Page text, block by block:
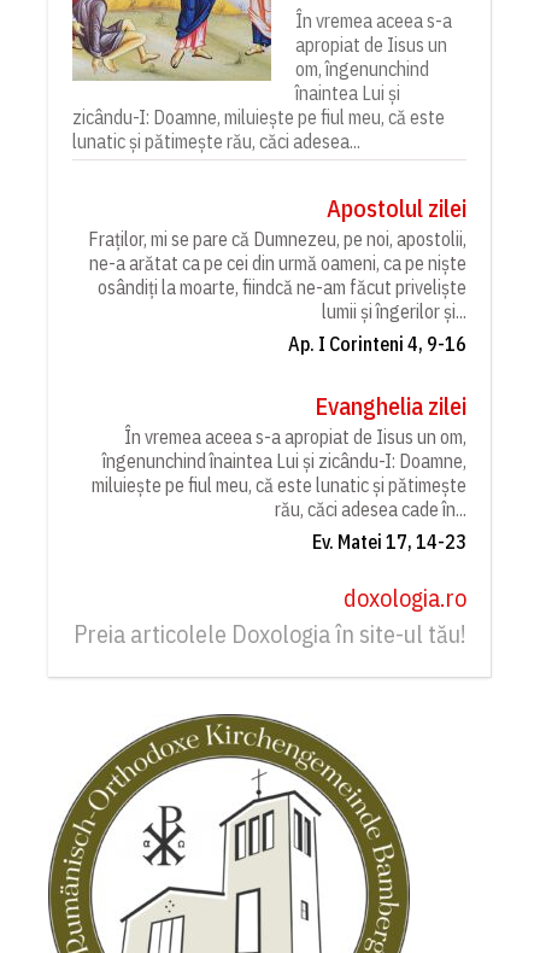
În vremea aceea s-a
apropiat de Iisus un
om, îngenunchind
înaintea Lui și
zicându-I: Doamne, miluiește pe fiul meu, că este
lunatic și pătimește rău, căci adesea...
Apostolul zilei
Fraților, mi se pare că Dumnezeu, pe noi, apostolii,
ne-a arătat ca pe cei din urmă oameni, ca pe niște
osândiți la moarte, fiindcă ne-am făcut priveliște
lumii și îngerilor și...
Ap. I Corinteni 4, 9-16
Evanghelia zilei
În vremea aceea s-a apropiat de Iisus un om,
îngenunchind înaintea Lui și zicându-I: Doamne,
miluiește pe fiul meu, că este lunatic și pătimește
rău, căci adesea cade în...
Ev. Matei 17, 14-23
doxologia.ro
Preia articolele Doxologia în site-ul tău!